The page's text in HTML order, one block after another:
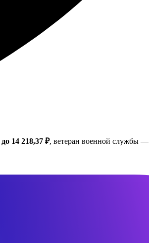
до 14 218,37 ₽, ветеран военной службы —